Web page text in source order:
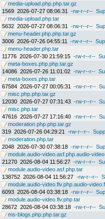
media-upload.php.php.tar.gz
1569 2026-07-27 08:06:31 -rw-r--r--
media-upload.php.tar
5632 2026-07-27 08:06:31 -rw-r--r--
menu-header.php.php.tar.gz
3006 2026-07-26 04:55:11 -rw-r--r--
menu-header.php.tar
11776 2026-07-30 21:59:15 -rw-r--r--
meta-boxes.php.php.tar.gz
14086 2026-07-26 11:01:02 -rw-r--r--
meta-boxes.php.tar
67584 2026-07-27 00:05:31 -rw-r--r--
misc.php.php.tar.gz
12030 2026-07-27 07:31:43 -rw-r--r--
misc.php.tar
47616 2026-07-27 17:16:40 -rw-r--r--
moderation.php.php.tar.gz
319 2026-07-26 04:29:21 -rw-r--r--
moderation.php.tar
2048 2026-07-30 07:38:18 -rw-r--r--
module.audio-video.asf.php.audio-
21270 2026-08-04 11:56:27 -rw-r--r--
module.audio-video.asf.php.tar
138752 2026-08-04 11:56:27 -rw-r--r--
module.audio-video.flv.php.audio-
6093 2026-08-04 03:38:18 -rw-r--r--
module.audio-video.flv.php.tar
28672 2026-08-04 03:38:18 -rw-r--r--
ms-blogs.php.php.tar.gz